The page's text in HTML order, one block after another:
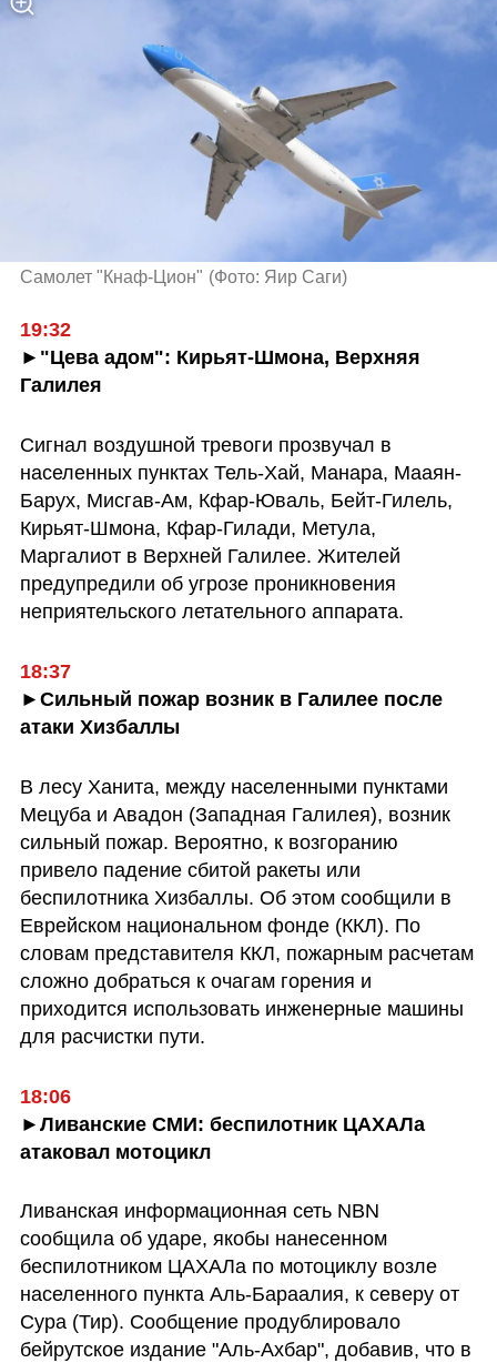
Самолет "Кнаф-Цион" (Фото: Яир Саги)
19:32
►"Цева адом": Кирьят-Шмона, Верхняя
Галилея
Сигнал воздушной тревоги прозвучал в
населенных пунктах Тель-Хай, Манара, Мааян-
Барух, Мисгав-Ам, Кфар-Юваль, Бейт-Гилель,
Кирьят-Шмона, Кфар-Гилади, Метула,
Маргалиот в Верхней Галилее. Жителей
предупредили об угрозе проникновения
неприятельского летательного аппарата.
18:37
►Сильный пожар возник в Галилее после
атаки Хизбаллы
В лесу Ханита, между населенными пунктами
Мецуба и Авадон (Западная Галилея), возник
сильный пожар. Вероятно, к возгоранию
привело падение сбитой ракеты или
беспилотника Хизбаллы. Об этом сообщили в
Еврейском национальном фонде (ККЛ). По
словам представителя ККЛ, пожарным расчетам
сложно добраться к очагам горения и
приходится использовать инженерные машины
для расчистки пути.
18:06
►Ливанские СМИ: беспилотник ЦАХАЛа
атаковал мотоцикл
Ливанская информационная сеть NBN
сообщила об ударе, якобы нанесенном
беспилотником ЦАХАЛа по мотоциклу возле
населенного пункта Аль-Бараалия, к северу от
Сура (Тир). Сообщение продублировало
бейрутское издание "Аль-Ахбар", добавив, что в